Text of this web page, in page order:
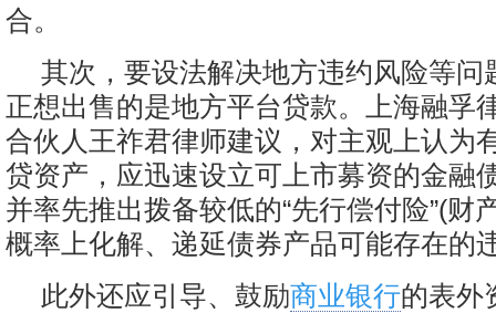
合。
其次，要设法解决地方违约风险等问
正想出售的是地方平台贷款。上海融孚
合伙人王祚君律师建议，对主观上认为
贷资产，应迅速设立可上市募资的金融
并率先推出拨备较低的“先行偿付险”(财
概率上化解、递延债券产品可能存在的
此外还应引导、鼓励商业银行的表外